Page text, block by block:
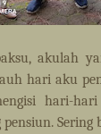
akulah
hari aku
hari-